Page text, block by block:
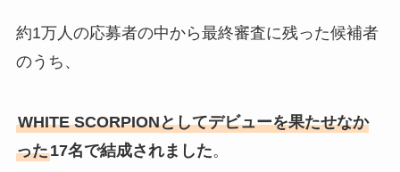
約1万人の応募者の中から最終審査に残った候補者
のうち、
WHITE SCORPIONとしてデビューを果たせなか
った17名で結成されました。